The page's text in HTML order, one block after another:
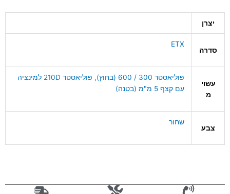
יצרן
סדרה
ETX
עשוי
מ
פוליאסטר 300 / 600 (בחוץ), פוליאסטר 210D למינציה
עם קצף 5 מ"מ (בטנה)
צבע
שחור